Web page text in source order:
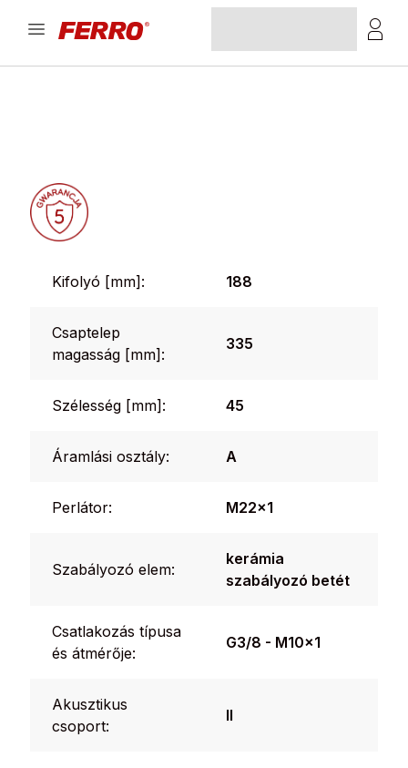
Kifolyó [mm]: 188
Csaptelep
magasság [mm]:
335
Szélesség [mm]: 45
Áramlási osztály: A
Perlátor: M22x1
Szabályozó elem:
kerámia
szabályozó betét
Csatlakozás típusa
és átmérője:
G3/8 - M10x1
Akusztikus
csoport:
II